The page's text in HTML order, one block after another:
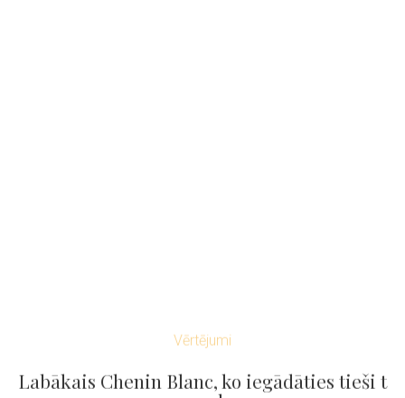
Vērtējumi
Labākais Chenin Blanc, ko iegādāties tieši t
agad